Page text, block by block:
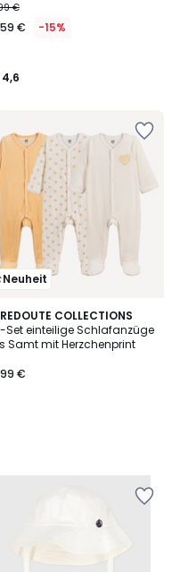
€
€ -15%
4,6
Neuheit
COLLECTIONS
Set einteilige Schlafanzüge
Samt mit Herzchenprint
€